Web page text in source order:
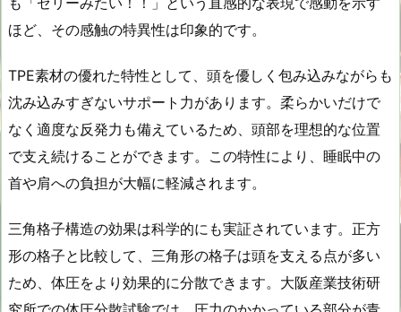
ほど、その感触の特異性は印象的です。
TPE素材の優れた特性として、頭を優しく包み込みながらも
沈み込みすぎないサポート力があります。柔らかいだけで
なく適度な反発力も備えているため、頭部を理想的な位置
で支え続けることができます。この特性により、睡眠中の
首や肩への負担が大幅に軽減されます。
三角格子構造の効果は科学的にも実証されています。正方
形の格子と比較して、三角形の格子は頭を支える点が多い
ため、体圧をより効果的に分散できます。大阪産業技術研